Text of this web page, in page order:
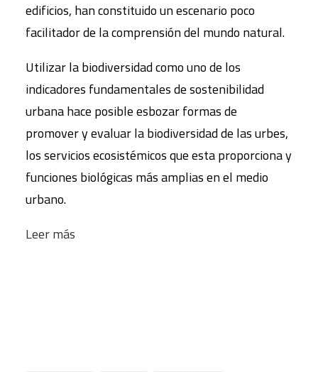
edificios, han constituido un escenario poco
facilitador de la comprensión del mundo natural.
Utilizar la biodiversidad como uno de los
indicadores fundamentales de sostenibilidad
urbana hace posible esbozar formas de
promover y evaluar la biodiversidad de las urbes,
los servicios ecosistémicos que esta proporciona y
funciones biológicas más amplias en el medio
urbano.
Leer más